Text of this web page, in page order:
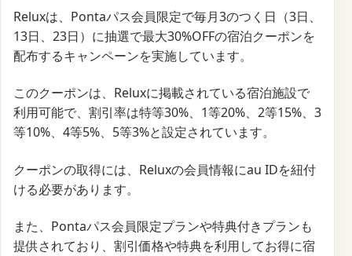
Reluxは、Pontaパス会員限定で毎月3のつく日（3日、
13日、23日）に抽選で最大30%OFFの宿泊クーポンを
配布するキャンペーンを実施しています。
このクーポンは、Reluxに掲載されている宿泊施設で
利用可能で、割引率は特等30%、1等20%、2等15%、3
等10%、4等5%、5等3%と設定されています。
クーポンの取得には、Reluxの会員情報にau IDを紐付
ける必要があります。
また、Pontaパス会員限定プランや特典付きプランも
提供されており、割引価格や特典を利用してお得に宿